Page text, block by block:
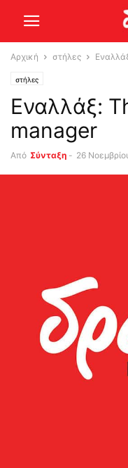
Αρχική στήλες
στήλες
Εναλλάξ:
manager
Από Σύνταξη - 26